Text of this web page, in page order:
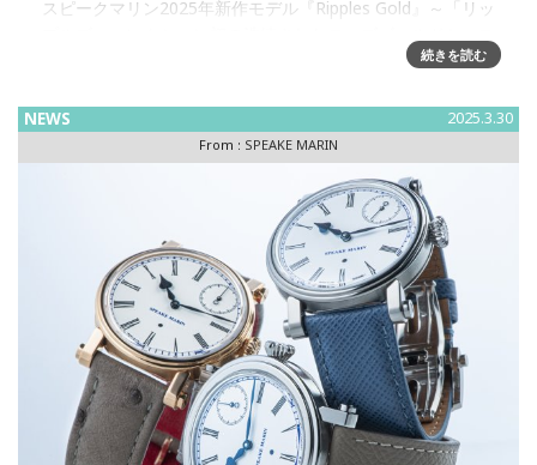
スピークマリン2025年新作モデル『Ripples Gold』～「リッ
が誕生スイスの高級時計ブランド「スピークマリン」は、ブ
続きを読む
NEWS 2025.3.30
From : SPEAKE MARIN